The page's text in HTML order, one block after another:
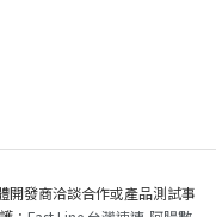
開發商洽談合作或產品測試事